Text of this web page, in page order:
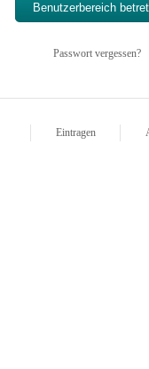
Passwort vergessen?
Eintragen